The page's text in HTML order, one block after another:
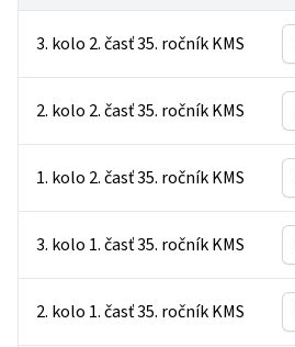
3. kolo 2. časť 35. ročník KMS
2. kolo 2. časť 35. ročník KMS
1. kolo 2. časť 35. ročník KMS
3. kolo 1. časť 35. ročník KMS
2. kolo 1. časť 35. ročník KMS